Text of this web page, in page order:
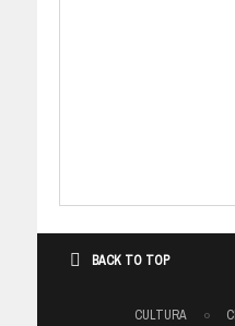
BACK TO TOP
CULTURA